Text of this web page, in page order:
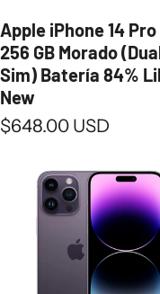
Apple iPhone 14
256 GB Morado
Sim) Batería 84%
New
Precio normal
$648.00 USD